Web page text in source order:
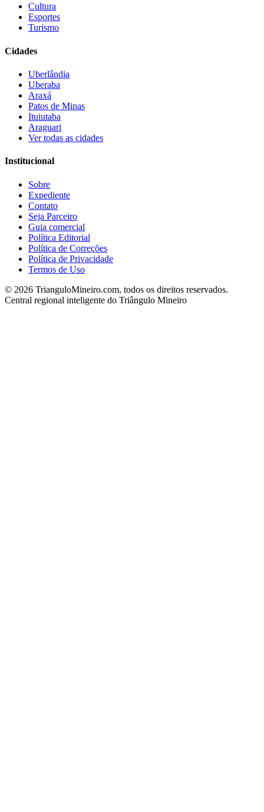
Cultura
Esportes
Turismo
Cidades
Uberlândia
Uberaba
Araxá
Patos de Minas
Ituiutaba
Araguari
Ver todas as cidades
Institucional
Sobre
Expediente
Contato
Seja Parceiro
Guia comercial
Política Editorial
Política de Correções
Política de Privacidade
Termos de Uso
© 2026 TrianguloMineiro.com, todos os direitos reservados.
Central regional inteligente do Triângulo Mineiro